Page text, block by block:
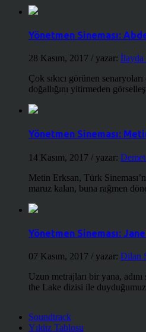
Yönetmen Sineması:
28 Kasım, 2017 / yazar: İlayda
Çok sıkıcı görünen
doğallığını yitirmeden
Yönetmen Sineması:
14 Kasım, 2017 / yazar:
Metin Erksan, Türk
maruz kalan, buna rağmen
Yönetmen Sineması:
07 Kasım, 2017 / yazar: Dilan
Uzun metrajları bir yana,
the Lake dizisi ile
Soundtrack
Yıldız Tablosu